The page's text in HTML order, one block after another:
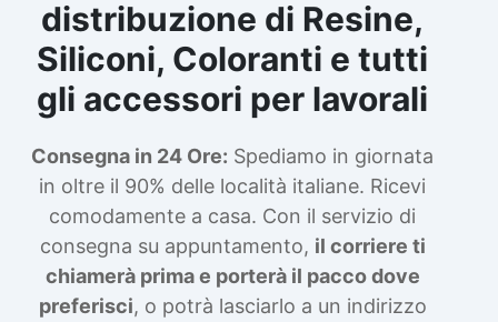
distribuzione di Resine,
Siliconi, Coloranti e tutti
gli accessori per lavorali
Consegna in 24 Ore: Spediamo in giornata
in oltre il 90% delle località italiane. Ricevi
comodamente a casa. Con il servizio di
consegna su appuntamento, il corriere ti
chiamerà prima e porterà il pacco dove
preferisci, o potrà lasciarlo a un indirizzo